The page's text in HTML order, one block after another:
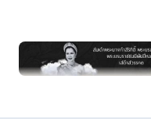
content